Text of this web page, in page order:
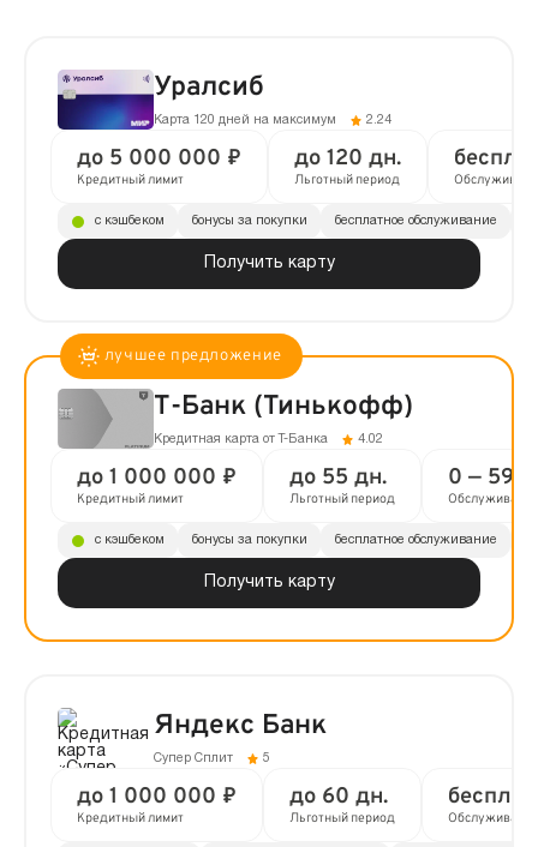
Уралсиб
Карта 120 дней на максимум 2.24
до 5 000 000 ₽
Кредитный лимит
до 120 дн.
Льготный период
Получить карту
с кэшбеком бонусы за покупки бесплатное обслуживание
Т-Банк (Тинькофф)
Кредитная карта от Т-Банка 4.02
до 1 000 000 ₽
Кредитный лимит
до 55 дн.
Льготный период
0 — 590
Обслуживание
Получить карту
с кэшбеком бонусы за покупки бесплатное обслуживание
Яндекс Банк
Супер Сплит 5
до 1 000 000 ₽
Кредитный лимит
до 60 дн.
Льготный период Обслуживание